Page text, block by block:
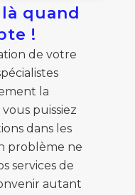
quand
!
de votre
la
puissiez
dans les
problème ne
services de
autant